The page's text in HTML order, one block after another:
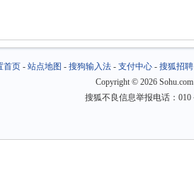
首页- 站点地图 - 搜狗输入法- 支付中心- 搜狐招聘
Copyright © 2026
搜狐不良信息举报电话：010